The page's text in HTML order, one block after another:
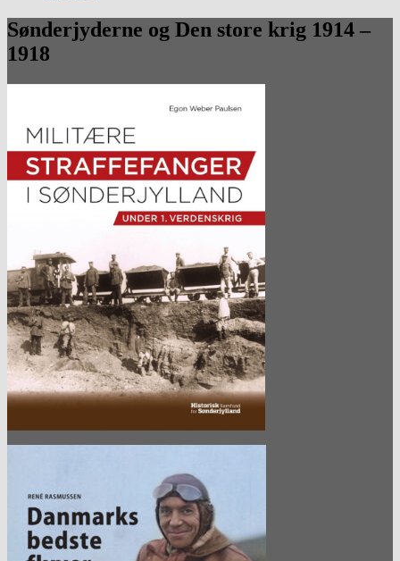
Sønderjyderne og Den store krig 1914 –
1918